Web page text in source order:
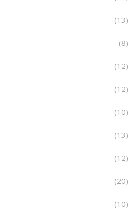
(13)
(8)
(12)
(12)
(10)
(13)
(12)
(20)
(10)